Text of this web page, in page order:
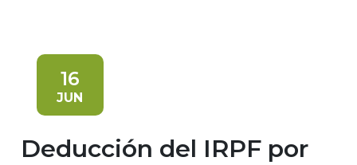
16
JUN
Deducción del IRPF por